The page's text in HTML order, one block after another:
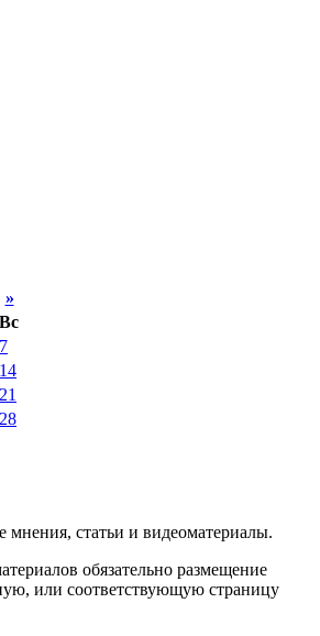
»
Вс
7
14
21
28
статьи и видеоматериалы.
обязательно размещение
или соответствующую страницу